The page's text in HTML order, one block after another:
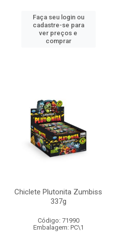
Faça seu login ou
cadastre-se para
ver preços e
comprar
Chiclete Plutonita Zumbiss
337g
Código: 71990
Embalagem: PC\1